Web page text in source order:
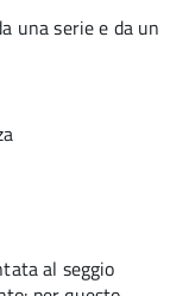
una serie e da un
al seggio